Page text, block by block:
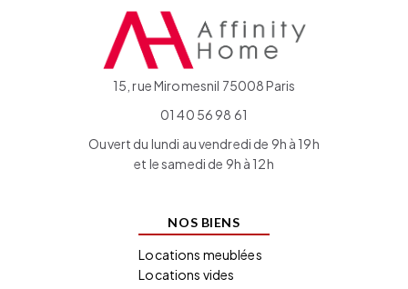
15, rue Miromesnil 75008 Paris
01 40 56 98 61
Ouvert du lundi au vendredi de 9h à 19h
et le samedi de 9h à 12h
NOS BIENS
Locations meublées
Locations vides